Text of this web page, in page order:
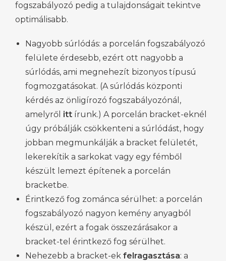
fogszabályozó pedig a tulajdonságait tekintve
optimálisabb.
Nagyobb súrlódás: a porcelán fogszabályozó
felülete érdesebb, ezért ott nagyobb a
súrlódás, ami megnehezít bizonyos típusú
fogmozgatásokat. (A súrlódás központi
kérdés az önligírozó fogszabályozónál,
amelyről ittírunk.) A porcelán bracket-eknél
úgy próbálják csökkenteni a súrlódást, hogy
jobban megmunkálják a bracket felületét,
lekerekítik a sarkokat vagy egy fémből
készült lemezt építenek a porcelán
bracketbe.
Érintkező fog zománca sérülhet: a porcelán
fogszabályozó nagyon kemény anyagból
készül, ezért a fogak összezárásakor a
bracket-tel érintkező fog sérülhet.
Nehezebb a bracket-ek felragasztása: a